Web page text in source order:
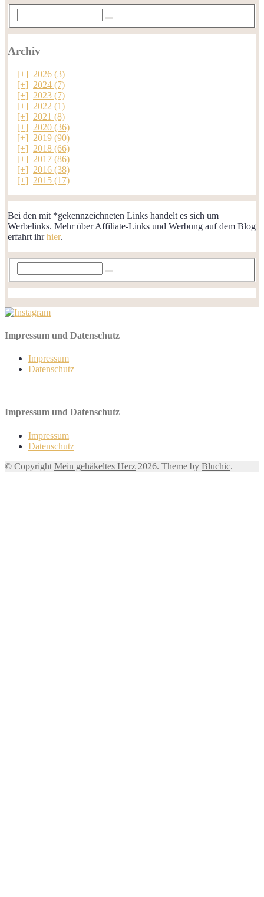
Archiv
[+] 2026 (3)
[+] 2024 (7)
[+] 2023 (7)
[+] 2022 (1)
[+] 2021 (8)
[+] 2020 (36)
[+] 2019 (90)
[+] 2018 (66)
[+] 2017 (86)
[+] 2016 (38)
[+] 2015 (17)
Bei den mit *gekennzeichneten Links handelt es sich um
Werbelinks. Mehr über Affiliate-Links und Werbung auf dem Blog
erfahrt ihrhier.
Impressum und Datenschutz
Impressum
Datenschutz
Impressum und Datenschutz
Impressum
Datenschutz
© Copyright Mein gehäkeltes Herz 2026. Theme by Bluchic.